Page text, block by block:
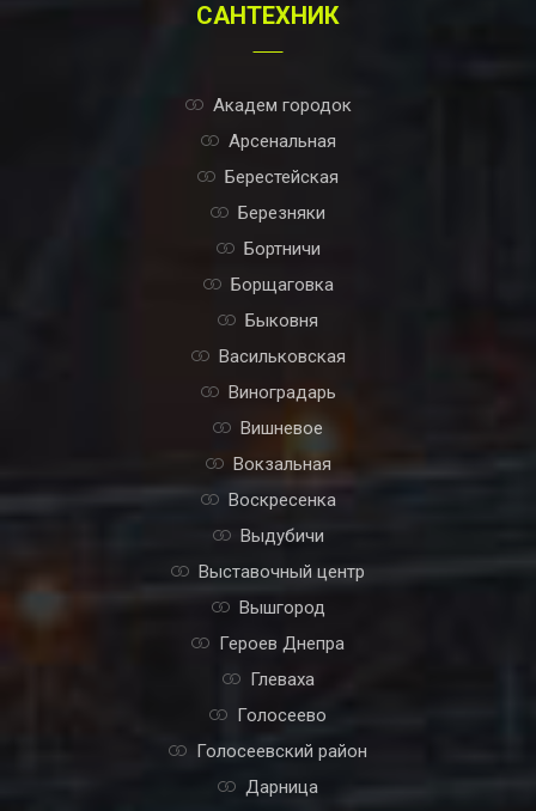
САНТЕХНИК
Академ городок
Арсенальная
Берестейская
Березняки
Бортничи
Борщаговка
Быковня
Васильковская
Виноградарь
Вишневое
Вокзальная
Воскресенка
Выдубичи
Выставочный центр
Вышгород
Героев Днепра
Глеваха
Голосеево
Голосеевский район
Дарница